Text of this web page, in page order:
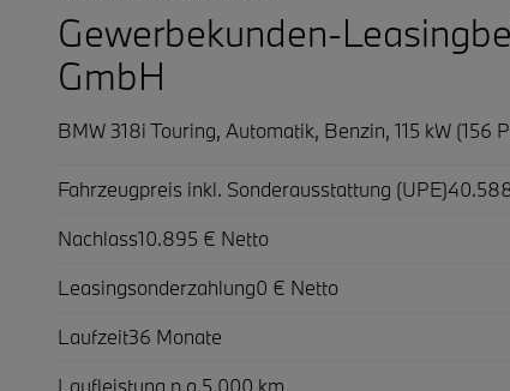
Gewerbekunden-
GmbH
BMW 318i Touring, Automatik, Benzin, 115 kW (156
Fahrzeugpreis inkl. Sonderausstattung (UPE)
Nachlass10.895 € Netto
Leasingsonderzahlung0 € Netto
Laufzeit36 Monate
Laufleistung p.a.5.000 km